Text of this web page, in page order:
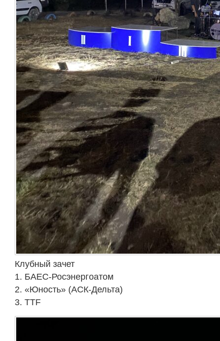
Клубный зачет
1. БАЕС-Росэнергоатом
2. «Юность» (АСК-Дельта)
3. TTF